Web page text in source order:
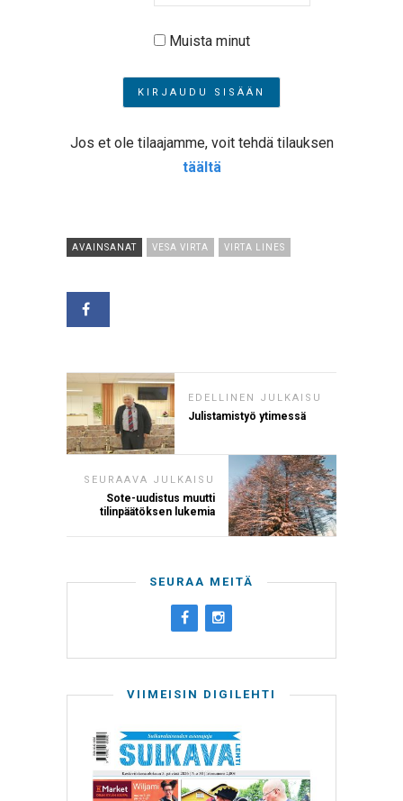
Muista minut
Jos et ole tilaajamme, voit tehdä tilauksen
täältä
AVAINSANAT VESA VIRTA VIRTA LINES
EDELLINEN JULKAISU
Julistamistyö ytimessä
SEURAAVA JULKAISU
Sote-uudistus muutti
tilinpäätöksen lukemia
SEURAA MEITÄ
VIIMEISIN DIGILEHTI